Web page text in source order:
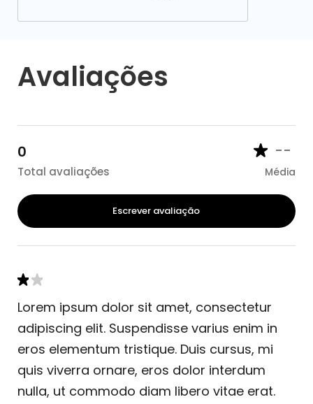
Avaliações
0
Total avaliações
--
Média
Escrever avaliação
Lorem ipsum dolor sit amet, consectetur
adipiscing elit. Suspendisse varius enim in
eros elementum tristique. Duis cursus, mi
quis viverra ornare, eros dolor interdum
nulla, ut commodo diam libero vitae erat.